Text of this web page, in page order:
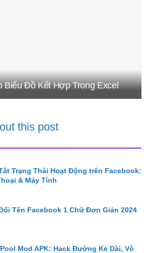
Biểu Đồ Kết Hợp Trong Excel
this post
Trạng Thái Hoạt Động trên Facebook:
& Máy Tính
Tên Facebook 1 Chữ Đơn Giản 2024
Mod APK: Hack Đường Kẻ Dài, Vô